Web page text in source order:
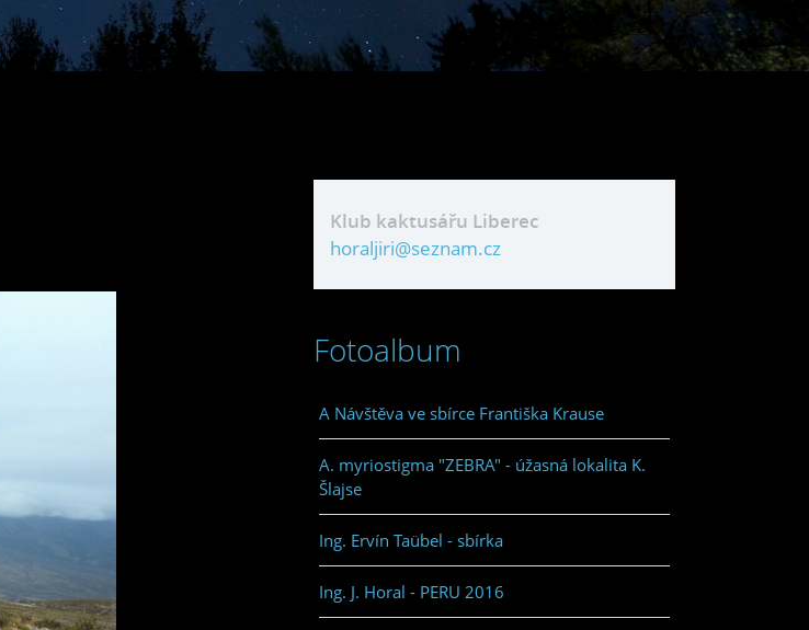
Klub kaktusářu Liberec
horaljiri@seznam.cz
Fotoalbum
A Návštěva ve sbírce Františka Krause
A. myriostigma "ZEBRA" - úžasná lokalita K.
Šlajse
Ing. Ervín Taübel - sbírka
Ing. J. Horal - PERU 2016